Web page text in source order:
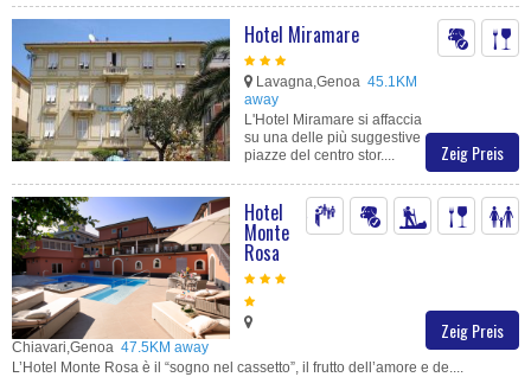
Zeig Preis
Hotel Miramare
Lavagna,Genoa 45.1KM
away
L'Hotel Miramare si affaccia
su una delle più suggestive
piazze del centro stor....
Zeig Preis
Hotel
Monte
Rosa
Chiavari,Genoa 47.5KM away
L’Hotel Monte Rosa è il “sogno nel cassetto”, il frutto dell’amore e de....